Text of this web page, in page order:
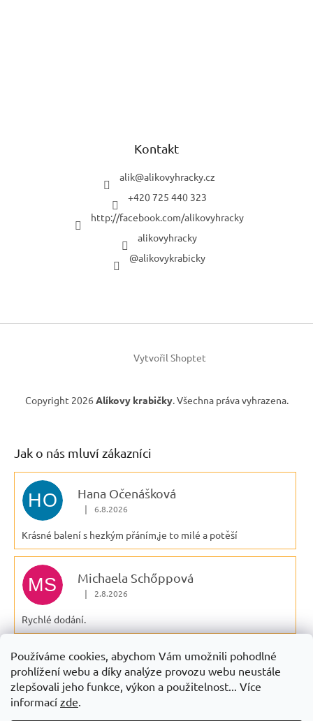
Používáme cookies, abychom Vám umožnili pohodlné
prohlížení webu a díky analýze provozu webu neustále
zlepšovali jeho funkce, výkon a použitelnost... Více
informací zde.
Kontakt
alik@alikovyhracky.cz
+420 725 440 323
http://facebook.com/alikovyhracky
alikovyhracky
@alikovykrabicky
Vytvořil Shoptet
Copyright 2026 Alíkovy krabičky. Všechna práva vyhrazena.
Jak o nás mluví zákazníci
HO Hana Očenášková
Hodnocení obchodu je 5 z 5 hvězdiček.
| 6.8.2026
Krásné balení s hezkým přáním,je to milé a potěší
MS Michaela Schőppová
Hodnocení obchodu je 5 z 5 hvězdiček.
| 2.8.2026
Rychlé dodání.
JF Jarka Ferencova
Hodnocení obchodu je 5 z 5 hvězdiček.
| 29.7.2026